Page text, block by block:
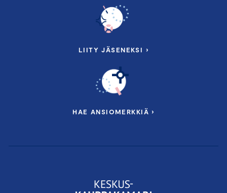
LIITY JÄSENEKSI ›
HAE ANSIOMERKKIÄ ›